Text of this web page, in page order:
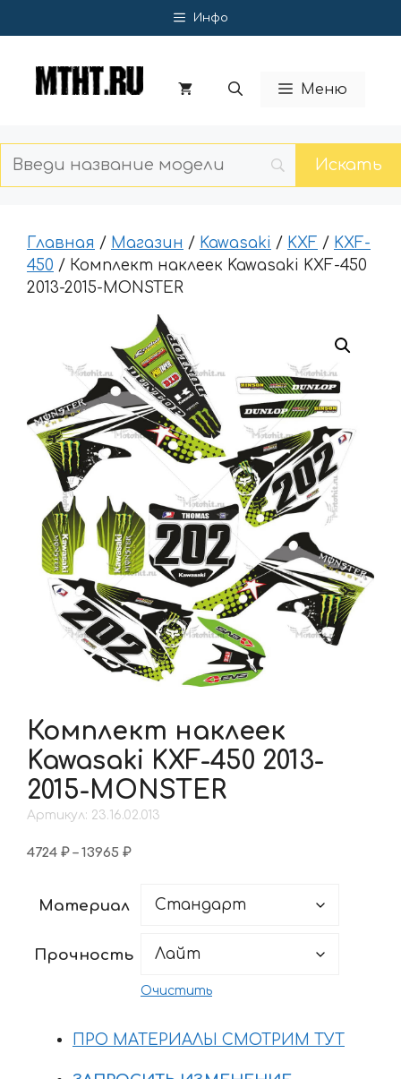
к
Инфо
Меню
Главная / Магазин / Kawasaki / KXF / KXF-
450 / Комплект наклеек Kawasaki KXF-450
2013-2015-MONSTER
Комплект наклеек
Kawasaki KXF-450 2013-
2015-MONSTER
Артикул: 23.16.02.013
4724 ₽ – 13965 ₽Диапазон
Материал
Прочность
Очистить
ПРО МАТЕРИАЛЫ СМОТРИМ ТУТ